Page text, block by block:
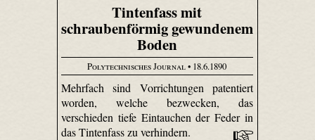
Tintenfass mit
schraubenförmig gewundenem
Boden
Polytechnisches Journal• 18.6.1890
Mehrfach sind Vorrichtungen patentiert
worden, welche bezwecken, das
verschieden tiefe Eintauchen der Feder in
das Tintenfass zu verhindern.